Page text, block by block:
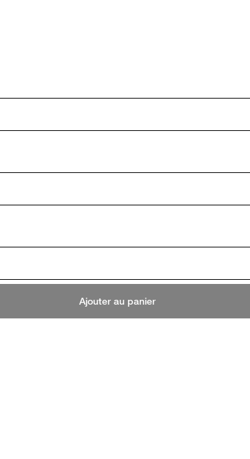
Ajouter au panier